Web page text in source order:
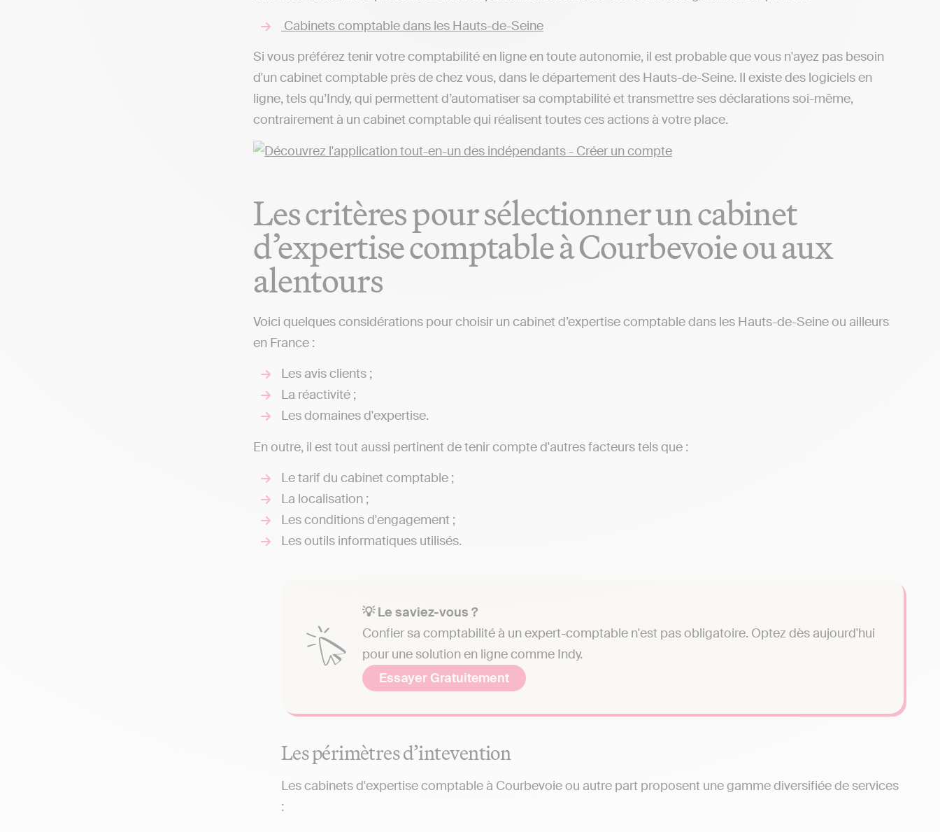
Cabinets comptable dans les Hauts-de-Seine
Si vous préférez tenir votre comptabilité en ligne en toute autonomie, il est probable que vous n'ayez pas besoin
d'un cabinet comptable près de chez vous, dans le département des Hauts-de-Seine. Il existe des logiciels en
ligne, tels qu’Indy, qui permettent d’automatiser sa comptabilité et transmettre ses déclarations soi-même,
contrairement à un cabinet comptable qui réalisent toutes ces actions à votre place.
Les critères pour sélectionner un cabinet
d’expertise comptable à Courbevoie ou aux
alentours
Voici quelques considérations pour choisir un cabinet d’expertise comptable dans les Hauts-de-Seine ou ailleurs
en France :
Les avis clients ;
La réactivité ;
Les domaines d'expertise.
En outre, il est tout aussi pertinent de tenir compte d'autres facteurs tels que :
Le tarif du cabinet comptable ;
La localisation ;
Les conditions d'engagement ;
Les outils informatiques utilisés.
💡 Le saviez-vous ?
Confier sa comptabilité à un expert-comptable n'est pas obligatoire. Optez dès aujourd'hui
pour une solution en ligne comme Indy.
Essayer Gratuitement
Les périmètres d’intevention
Les cabinets d'expertise comptable à Courbevoie ou autre part proposent une gamme diversifiée de services
: